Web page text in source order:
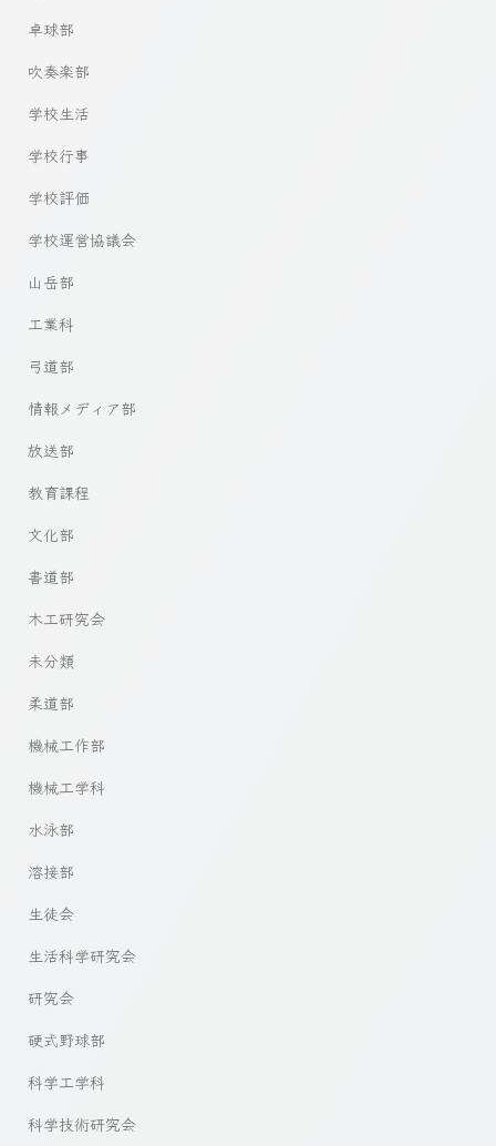
卓球部
吹奏楽部
学校生活
学校行事
学校評価
学校運営協議会
山岳部
工業科
弓道部
情報メディア部
放送部
教育課程
文化部
書道部
木工研究会
未分類
柔道部
機械工作部
機械工学科
水泳部
溶接部
生徒会
生活科学研究会
研究会
硬式野球部
科学工学科
科学技術研究会